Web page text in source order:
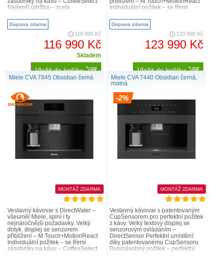
Nejlepší údržba – zcela
AutoClean Perfektn..
Doprava zdarma
116 990 Kč
116 990 Kč
Skladem
Vložit do košíku
Individuální požitek – se třemi
Nejlepší údržba – zcela automat..
Doprava zdarma
123 990 Kč
123 990 Kč
Vložit do košíku
Miele CVA 7845 Obsidian černá
MONTÁŽ ZDARMA
Vestavný kávovar s DirectWater –
všeuměl Miele, splní i ty
nejnáročnější požadavky. Velký
dotyk. displej se senzorem
přiblížení – M Touch+MotionReact
Individuální požitek – se třemi
zásobníky na kávu – CoffeeSelect
Miele CVA 7440 Obsidian černá,
matná
-2%
MONTÁŽ ZDARMA
Vestavný kávovar s patentovaným
CupSensorem pro perfektní požitek
z kávy. Velký textový displej se
senzorovým ovládáním –
DirectSensor Perfektní umístění:
díky patentovanému CupSensoru
Dvojnásobný požitek – perfektní